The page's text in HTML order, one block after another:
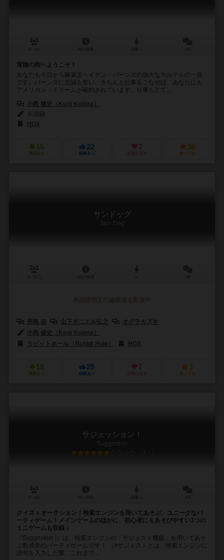
背徳の街へようこそ！
あなたも今日から麻薬王ヘイデン・バーンズの強大なカルテルの一員
です。バーンズに忠誠を誓い、きちんと仕事をこなせば、あなたにも
アメリカン・ドリームが確約されています。仕事もとて...
小島 健史（Kent Kojima）
HOX
15
興味あり
22
経験あり
7
お気に入り
36
持ってる
サンドッグ
Sun Dog
秀島 在 山下ダニエル弘之
オグラカズキ
小島 健史（Kent Kojima）
ラビットホール（Rabbit Hole）
HOX
18
興味あり
29
経験あり
7
お気に入り
1
持ってる
サジェッション！
Suggestion
6.1
クイズ x オークション！検索エンジンを用いてあそぶ、ユニークなパ
ーティゲーム！メインゲームのほかに、初心者にもあそびやすい3つの
ミニゲームも収録！
『Suggestion !』は、検索エンジンの「サジェスト機能」を用いてあそ
ぶ新感覚のパーティゲームです！ （※サジェストとは、検索エンジンに
語句を入力した際、これまで...